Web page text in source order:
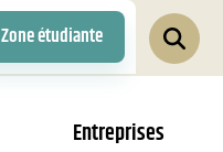
Zone étudiante
Entreprises